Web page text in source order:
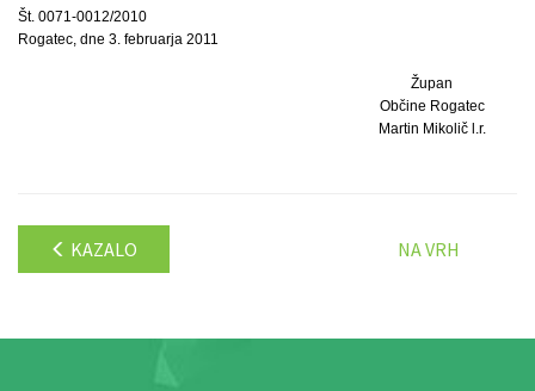
Št. 0071-0012/2010
Rogatec, dne 3. februarja 2011
Župan
Občine Rogatec
Martin Mikolič l.r.
KAZALO NA VRH